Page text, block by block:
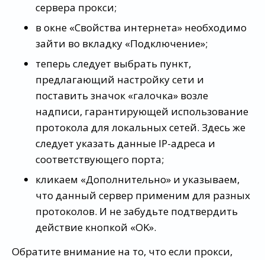
сервера прокси;
в окне «Свойства интернета» необходимо
зайти во вкладку «Подключение»;
теперь следует выбрать пункт,
предлагающий настройку сети и
поставить значок «галочка» возле
надписи, гарантирующей использование
протокола для локальных сетей. Здесь же
следует указать данные IP-адреса и
соответствующего порта;
кликаем «Дополнительно» и указываем,
что данный сервер применим для разных
протоколов. И не забудьте подтвердить
действие кнопкой «OK».
Обратите внимание на то, что если прокси,